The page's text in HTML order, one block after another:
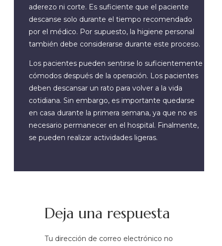
aderezo ni corte. Es suficiente que el paciente
descanse solo durante el tiempo recomendado
por el médico. Por supuesto, la higiene personal
también debe considerarse durante este proceso.
Los pacientes pueden sentirse lo suficientemente
cómodos después de la operación. Los pacientes
deben descansar un rato para volver a la vida
cotidiana. Sin embargo, es importante quedarse
en casa durante la primera semana, ya que no es
necesario permanecer en el hospital. Finalmente,
se pueden realizar actividades ligeras.
Deja una respuesta
Tu dirección de correo electrónico no